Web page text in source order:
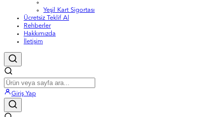
Yeşil Kart Sigortası
Ücretsiz Teklif Al
Rehberler
Hakkımızda
İletişim
Giriş Yap